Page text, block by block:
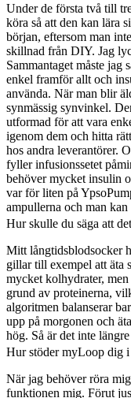
Under de första två till
köra så att den kan lära
början, eftersom man
skillnad från DIY. Jag
Sammantaget måste
enkel framför allt och
använda. När man blir
synmässig synvinkel.
utformad för att vara
igenom dem och hitta
hos andra leverantörer.
fyller infusionssetet
behöver mycket insulin
var för liten på
ampullerna och man
Hur skulle du säga att
Mitt långtidsblodsocker
gillar till exempel att äta
mycket kolhydrater,
grund av proteinerna,
algoritmen balanserar
upp på morgonen och
hög. Så är det inte
Hur stöder myLoop dig i
När jag behöver röra
funktionen mig. Förut